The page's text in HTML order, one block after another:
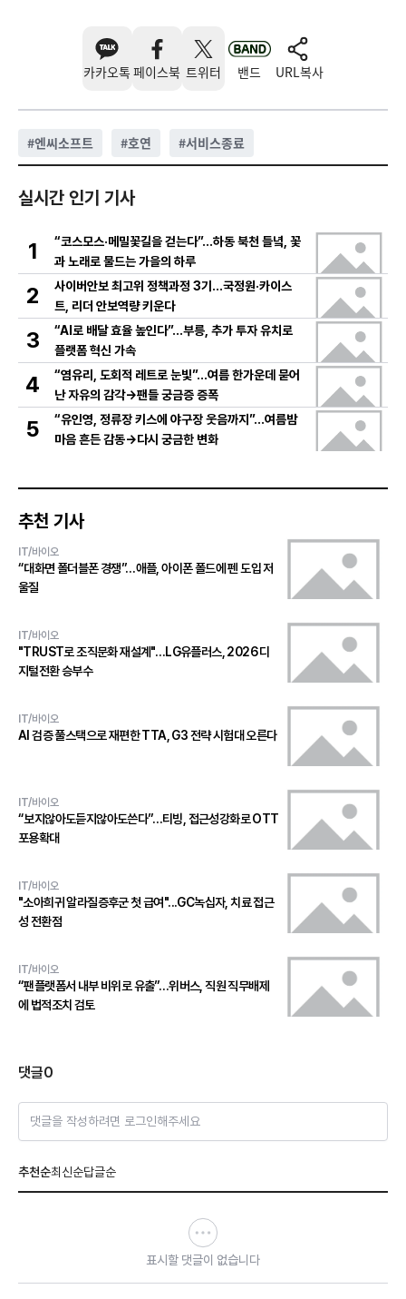
카카오톡 페이스북 트위터 밴드 URL복사
#엔씨소프트 #호연 #서비스종료
실시간 인기 기사
1
“코스모스·메밀꽃길을 걷는다”…하동 북천 들녘, 꽃
과 노래로 물드는 가을의 하루
2
사이버안보 최고위 정책과정 3기…국정원·카이스
트, 리더 안보역량 키운다
3
“AI로 배달 효율 높인다”…부릉, 추가 투자 유치로
플랫폼 혁신 가속
4
“염유리, 도회적 레트로 눈빛”…여름 한가운데 묻어
난 자유의 감각→팬들 궁금증 증폭
5
“유인영, 정류장 키스에 야구장 웃음까지”…여름밤
마음 흔든 감동→다시 궁금한 변화
추천 기사
IT/바이오
“대화면 폴더블폰 경쟁”…애플, 아이폰 폴드에 펜 도입 저
울질
IT/바이오
"TRUST로 조직문화 재설계"…LG유플러스, 2026 디
지털전환 승부수
IT/바이오
AI 검증 풀스택으로 재편한 TTA, G3 전략 시험대 오른다
IT/바이오
“보지않아도듣지않아도쓴다”…티빙, 접근성강화로 OTT
포용확대
IT/바이오
"소아희귀 알라질증후군 첫 급여"...GC녹십자, 치료 접근
성 전환점
IT/바이오
“팬플랫폼서 내부 비위로 유출”…위버스, 직원 직무배제
에 법적조치 검토
댓글0
댓글을 작성하려면 로그인해주세요
추천순최신순답글순
표시할 댓글이 없습니다